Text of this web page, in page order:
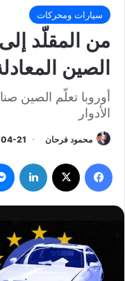
سيارات ومحركات
من المقلّد
الصين
أوروبا تعلّم الصين
الأدوار
محمود فرحان 21